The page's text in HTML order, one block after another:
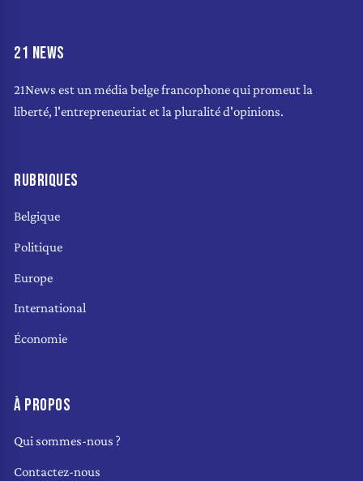
21 NEWS
21News est un média belge francophone qui promeut la
liberté, l'entrepreneuriat et la pluralité d'opinions.
RUBRIQUES
Belgique
Politique
Europe
International
Économie
À PROPOS
Qui sommes-nous ?
Contactez-nous